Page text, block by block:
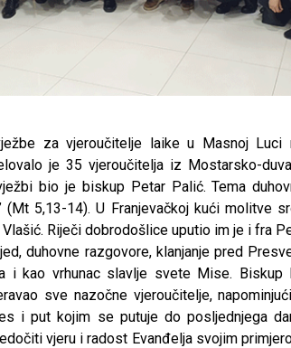
za vjeroučitelje laike u Masnoj Luci
je 35 vjeroučitelja iz Mostarsko-
bio je biskup Petar Palić. Tema
5,13-14). U Franjevačkoj kući molitve
Riječi dobrodošlice uputio im je i fra
duhovne razgovore, klanjanje pred
i kao vrhunac slavlje svete Mise. Biskup
sve nazočne vjeroučitelje,
i put kojim se putuje do posljednjega
vjeru i radost Evanđelja svojim